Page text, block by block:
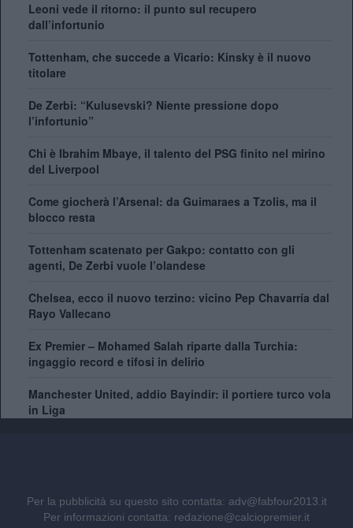
Leoni vede il ritorno: il punto sul recupero
dall’infortunio
Tottenham, che succede a Vicario: Kinsky è il nuovo
titolare
De Zerbi: “Kulusevski? Niente pressione dopo
l’infortunio”
Chi è Ibrahim Mbaye, il talento del PSG finito nel mirino
del Liverpool
Come giocherà l’Arsenal: da Guimaraes a Tzolis, ma il
blocco resta
Tottenham scatenato per Gakpo: contatto con gli
agenti, De Zerbi vuole l’olandese
Chelsea, ecco il nuovo terzino: vicino Pep Chavarría dal
Rayo Vallecano
Ex Premier – Mohamed Salah riparte dalla Turchia:
ingaggio record e tifosi in delirio
Manchester United, addio Bayindir: il portiere turco vola
in Liga
Savinho spinge per l’addio
Per la pubblicità su questo sito contatta: adv@fabfour2013.it
Per informazioni contatta: redazione@calciopremier.it